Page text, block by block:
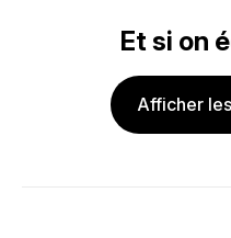
Et si on
Afficher